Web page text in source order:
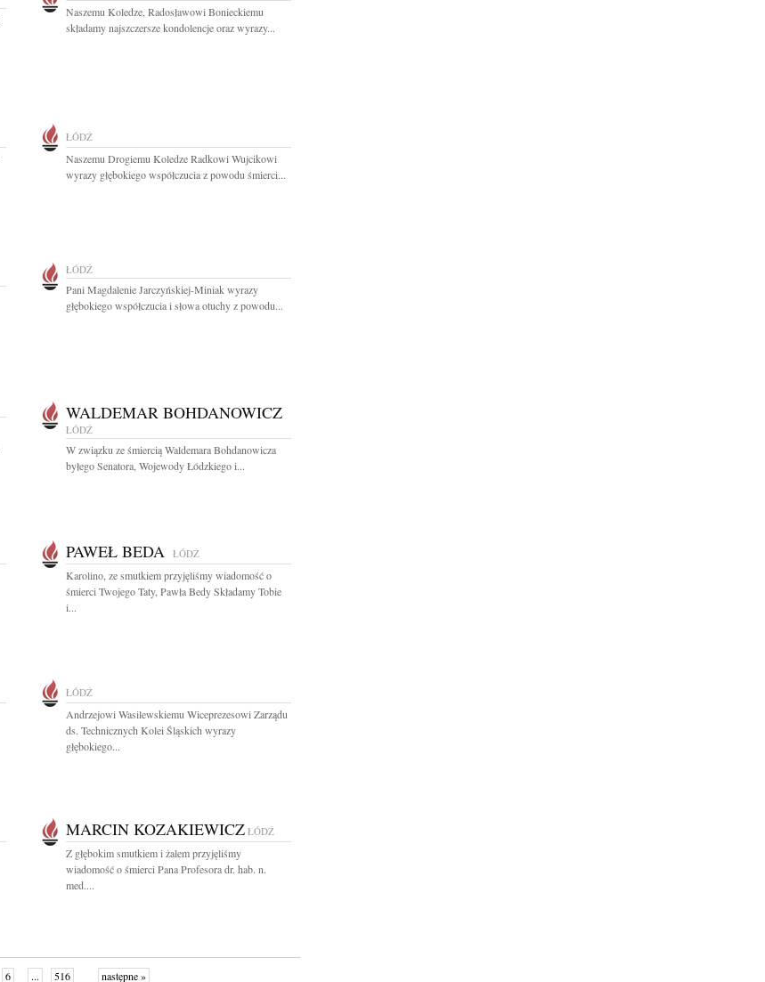
Naszemu Koledze, Radosławowi Bonieckiemu
składamy najszczersze kondolencje oraz wyrazy...
ŁÓDŹ
Naszemu Drogiemu Koledze Radkowi Wujcikowi
wyrazy głębokiego współczucia z powodu śmierci...
ŁÓDŹ
Pani Magdalenie Jarczyńskiej-Miniak wyrazy
głębokiego współczucia i słowa otuchy z powodu...
WALDEMAR BOHDANOWICZ
ŁÓDŹ
W związku ze śmiercią Waldemara Bohdanowicza
byłego Senatora, Wojewody Łódzkiego i...
PAWEŁ BEDA ŁÓDŹ
Karolino, ze smutkiem przyjęliśmy wiadomość o
śmierci Twojego Taty, Pawła Bedy Składamy Tobie
i...
ŁÓDŹ
Andrzejowi Wasilewskiemu Wiceprezesowi Zarządu
ds. Technicznych Kolei Śląskich wyrazy
głębokiego...
MARCIN KOZAKIEWICZ ŁÓDŹ
Z głębokim smutkiem i żalem przyjęliśmy
wiadomość o śmierci Pana Profesora dr. hab. n.
med....
6 ... 516 następne »